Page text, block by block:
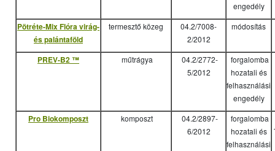
engedély
Pötréte-Mix Flóra virág-
és palántaföld
termesztő közeg
04.2/7008-
2/2012
módosítás
PREV-B2 ™ műtrágya
04.2/2772-
5/2012
forgalomba
hozatali és
felhasználási
engedély
Pro Biokomposzt komposzt
04.2/2897-
6/2012
forgalomba
hozatali és
felhasználási